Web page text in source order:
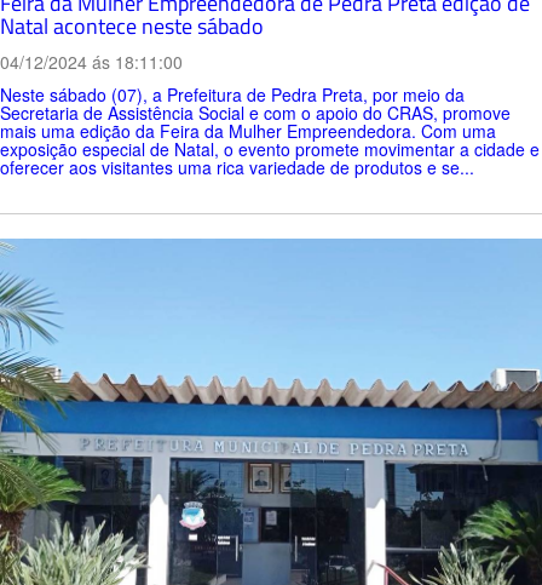
Natal acontece neste sábado
04/12/2024 ás 18:11:00
Neste sábado (07), a Prefeitura de Pedra Preta, por meio da
Secretaria de Assistência Social e com o apoio do CRAS, promove
mais uma edição da Feira da Mulher Empreendedora. Com uma
exposição especial de Natal, o evento promete movimentar a cidade e
oferecer aos visitantes uma rica variedade de produtos e se...